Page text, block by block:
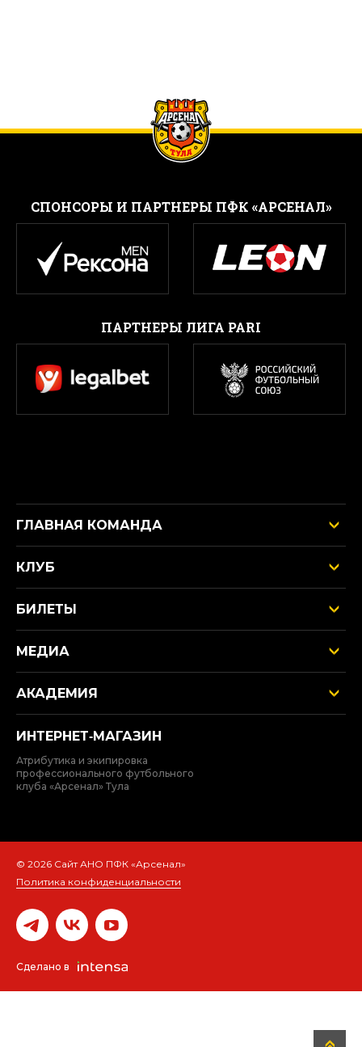
CПОНСОРЫ И ПАРТНЕРЫ ПФК «АРСЕНАЛ»
ПАРТНЕРЫ ЛИГА PARI
ГЛАВНАЯ КОМАНДА
КЛУБ
БИЛЕТЫ
МЕДИА
АКАДЕМИЯ
ИНТЕРНЕТ‑МАГАЗИН
Атрибутика и экипировка
профессионального футбольного
клуба «Арсенал» Тула
© 2026 Сайт АНО ПФК «Арсенал»
Политика конфиденциальности
Сделано в